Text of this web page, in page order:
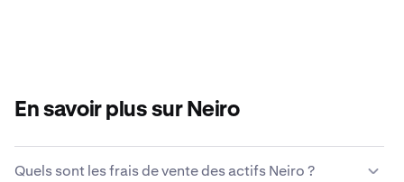
En savoir plus sur Neiro
Quels sont les frais de vente des actifs Neiro ?